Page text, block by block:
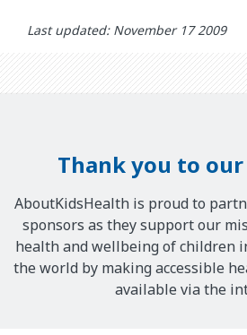
Last updated: November 17 2009
Thank you to
AboutKidsHealth is proud to
sponsors as they support our
health and wellbeing of children
the world by making accessible
available via the